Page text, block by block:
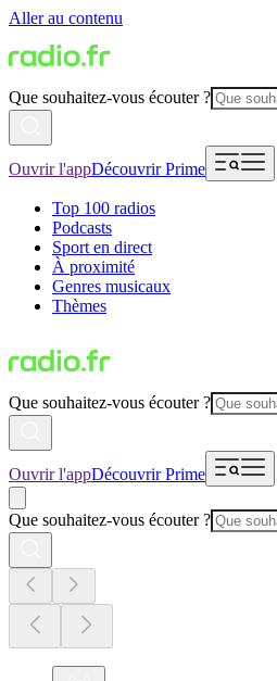
Aller au contenu
Que souhaitez-vous écouter ?
Ouvrir l'appDécouvrir Prime
Top 100 radios
Podcasts
Sport en direct
À proximité
Genres musicaux
Thèmes
Que souhaitez-vous écouter ?
Ouvrir l'appDécouvrir Prime
Que souhaitez-vous écouter ?